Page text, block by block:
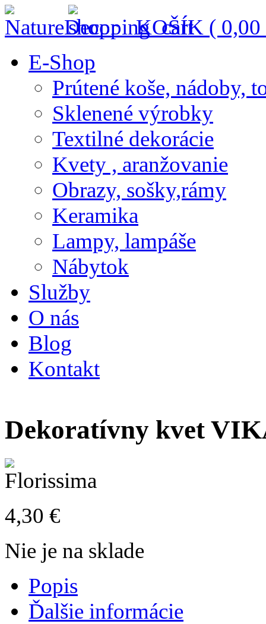
KOŠÍK ( 0,00
E-Shop
Prútené koše, nádoby,
Sklenené výrobky
Textilné dekorácie
Kvety , aranžovanie
Obrazy, sošky,rámy
Keramika
Lampy, lampáše
Nábytok
Služby
O nás
Blog
Kontakt
Dekoratívny kvet
4,30 €
Nie je na sklade
Popis
Ďalšie informácie